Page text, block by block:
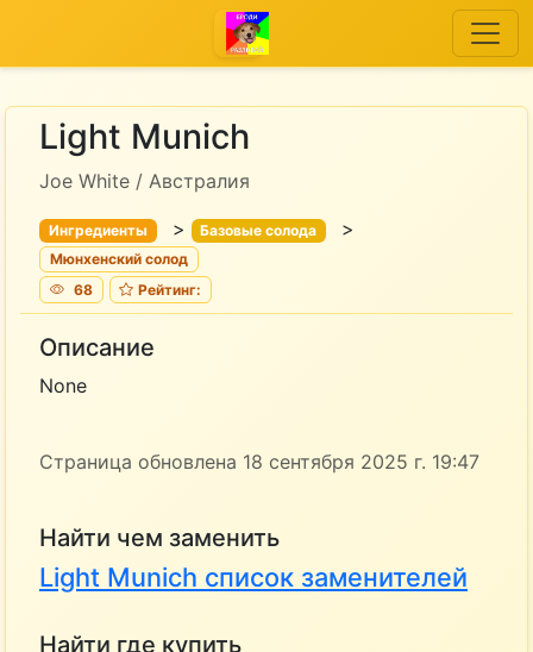
Light Munich
Joe White / Австралия
Ингредиенты > Базовые солода >
Мюнхенский солод
68
Рейтинг:
Описание
None
Страница обновлена 18 сентября 2025 г. 19:47
Найти чем заменить
Light Munich список заменителей
Найти где купить